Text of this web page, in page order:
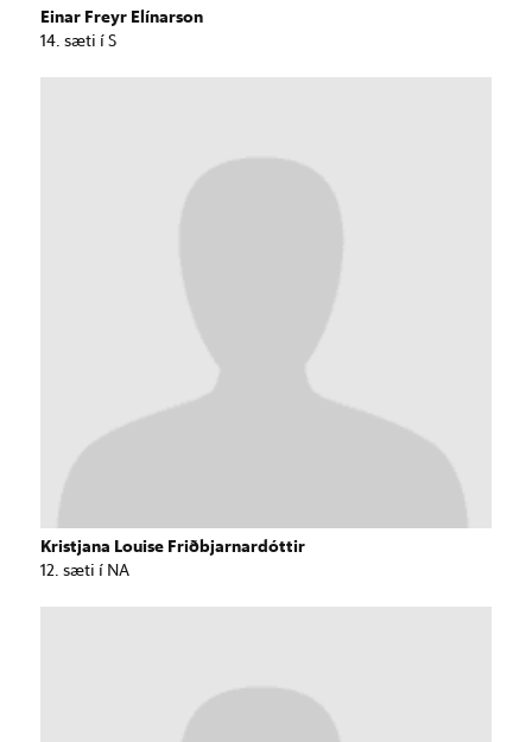
Einar Freyr Elínarson
14. sæti í S
Kristjana Louise Friðbjarnardóttir
12. sæti í NA